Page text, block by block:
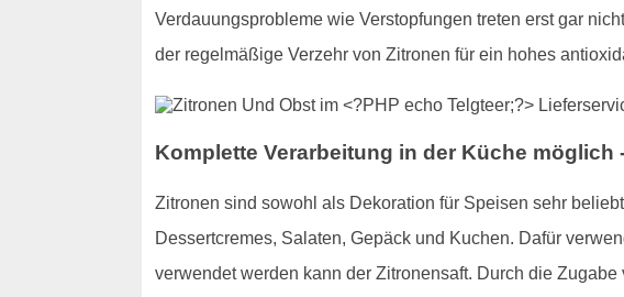
Verdauungsprobleme wie Verstopfungen treten erst gar
der regelmäßige Verzehr von Zitronen für ein hohes
Komplette Verarbeitung in der Küche möglich
Zitronen sind sowohl als Dekoration für Speisen sehr
Dessertcremes, Salaten, Gepäck und Kuchen. Dafür
verwendet werden kann der Zitronensaft. Durch die